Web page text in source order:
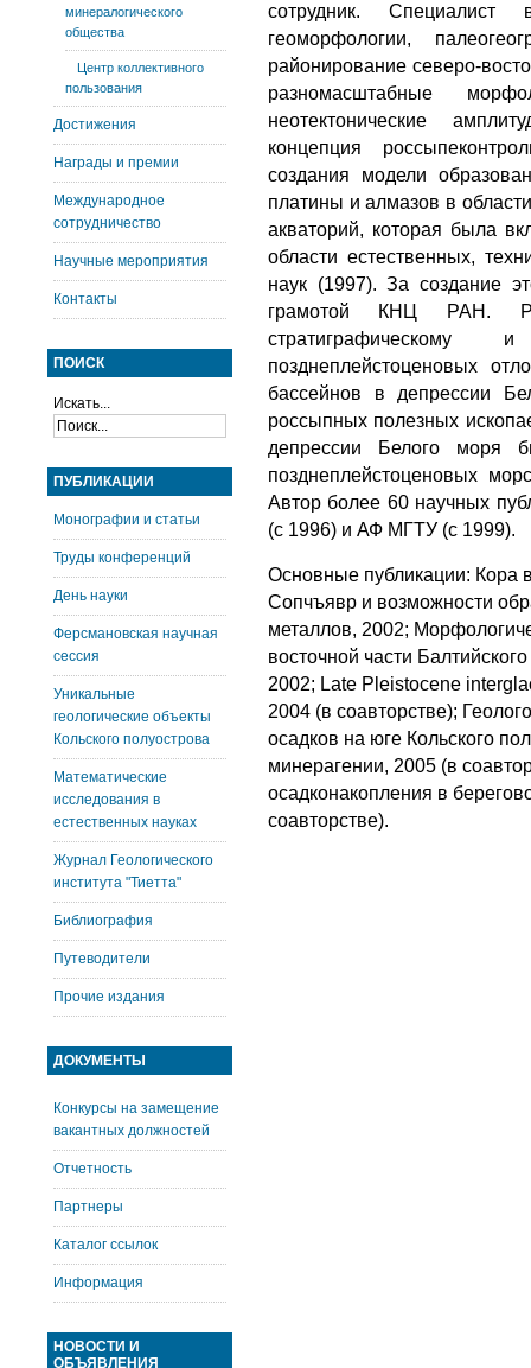
сотрудник. Специалист
геоморфологии,
районирование северо-
разномасштабные
неотектонические
концепция
создания модели
платины и алмазов в
акваторий, которая была
области естественных,
наук (1997). За создание
грамотой КНЦ РАН.
стратиграфическому
позднеплейстоценовых
бассейнов в депрессии
россыпных полезных
депрессии Белого моря
позднеплейстоценовых
Автор более 60 научных
(с 1996) и АФ МГТУ (с 1999).
Основные публикации: Кора
Сопчъявр и возможности
металлов, 2002;
восточной части
2002; Late Pleistocene
2004 (в соавторстве);
осадков на юге Кольского
минерагении, 2005 (в
осадконакопления в
соавторстве).
минералогического
общества
Центр коллективного
пользования
Достижения
Награды и премии
Международное
сотрудничество
Научные мероприятия
Контакты
ПОИСК
Искать...
ПУБЛИКАЦИИ
Монографии и статьи
Труды конференций
День науки
Ферсмановская научная
сессия
Уникальные
геологические объекты
Кольского полуострова
Математические
исследования в
естественных науках
Журнал Геологического
института "Тиетта"
Библиография
Путеводители
Прочие издания
ДОКУМЕНТЫ
Конкурсы на замещение
вакантных должностей
Отчетность
Партнеры
Каталог ссылок
Информация
НОВОСТИ И
ОБЪЯВЛЕНИЯ